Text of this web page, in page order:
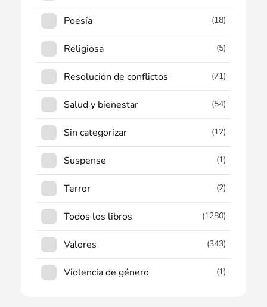
Poesía (18)
Religiosa (5)
Resolución de conflictos (71)
Salud y bienestar (54)
Sin categorizar (12)
Suspense (1)
Terror (2)
Todos los libros (1280)
Valores (343)
Violencia de género (1)